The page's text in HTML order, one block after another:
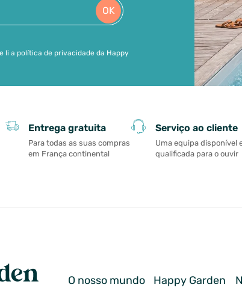
OK
li a política de privacidade da Happy
Entrega gratuita
Para todas as suas compras
em França continental
Serviço ao cliente
Uma equipa disponível
qualificada para o ouvir
O nosso mundo Happy Garden